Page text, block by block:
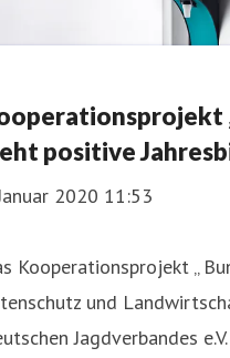
positive
2020 11:53
Kooperationsprojekt „
und
Jagdverbandes